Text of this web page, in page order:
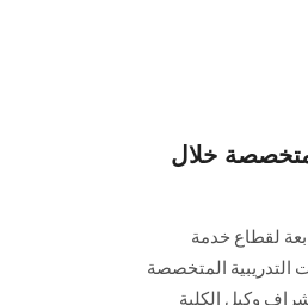
خلال
لقطاع خدمة
التدريبية المتخصصة
وكيل الكلية